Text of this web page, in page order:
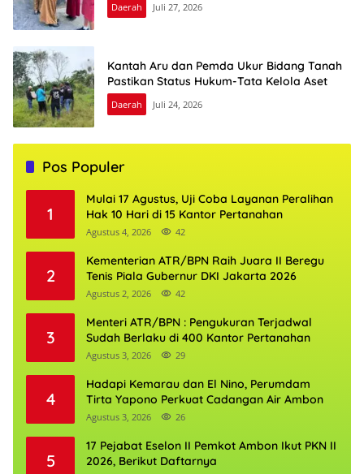
Daerah Juli 27, 2026
Kantah Aru dan Pemda Ukur Bidang Tanah
Pastikan Status Hukum-Tata Kelola Aset
Daerah Juli 24, 2026
Pos Populer
1
Mulai 17 Agustus, Uji Coba Layanan Peralihan
Hak 10 Hari di 15 Kantor Pertanahan
Agustus 4, 2026 42
2
Kementerian ATR/BPN Raih Juara II Beregu
Tenis Piala Gubernur DKI Jakarta 2026
Agustus 2, 2026 42
3
Menteri ATR/BPN : Pengukuran Terjadwal
Sudah Berlaku di 400 Kantor Pertanahan
Agustus 3, 2026 29
4
Hadapi Kemarau dan El Nino, Perumdam
Tirta Yapono Perkuat Cadangan Air Ambon
Agustus 3, 2026 26
5
17 Pejabat Eselon II Pemkot Ambon Ikut PKN II
2026, Berikut Daftarnya